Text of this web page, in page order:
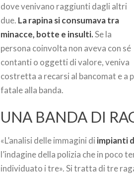
dove venivano raggiunti dagli altri
due. La rapina si consumava tra
minacce, botte e insulti.Se la
persona coinvolta non aveva con sé
contanti o oggetti di valore, veniva
costretta a recarsi al bancomat e a
fatale alla banda.
UNA BANDA DI
«L’analisi delle immagini di impianti
l’indagine della polizia che in poco
individuato i tre». Si tratta di tre